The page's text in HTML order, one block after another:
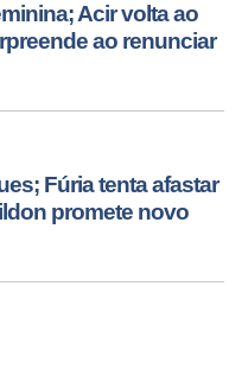
Acir volta ao
ao renunciar
Fúria tenta afastar
promete novo